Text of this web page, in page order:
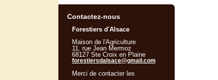
Contactez-nous
Forestiers d'Alsace
Maison de l'Agriculture
11, rue Jean Mermoz
68127 Ste Croix en Plaine
forestiersdalsace@gmail.com
Merci de contacter les